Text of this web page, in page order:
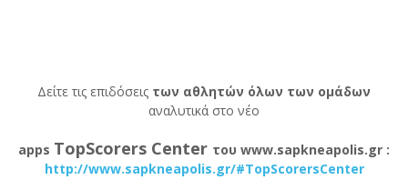
Δείτε τις επιδόσεις των αθλητών όλων των ομάδων
αναλυτικά στο νέο
apps TopScorers Center του www.sapkneapolis.gr :
http://www.sapkneapolis.gr/#TopScorersCenter